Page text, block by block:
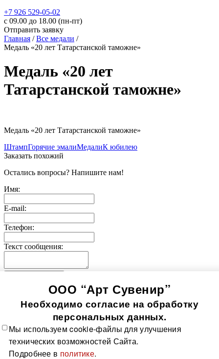
+7 926 529-05-02
c 09.00 до 18.00 (пн-пт)
Отправить заявку
Главная /Все медали /
Медаль «20 лет Татарстанской таможне»
Медаль «20 лет
Татарстанской таможне»
Медаль «20 лет Татарстанской таможне»
ШтампГорячие эмалиМедалиК юбилею
Заказать похожий
Остались вопросы? Напишите нам!
Имя:
E-mail:
Телефон:
Текст сообщения:
Значки-медали
Использование информации, содержащейся на сайте, в том
числе фото продукции, без согласия правообладателя, влечет
возникновение ответственности согласно ст. 1250-1252 ГК
РФ, ст. 7.12 КоАП РФ и ст. 146, 147 УК РФ
Все значки Все медали О компании Контакты
изготовления Политика в отношении обработки
персональных данных Доставка и оплата
ООО “Арт Сувенир”
Необходимо согласие на обработку
персональных данных.
Мы используем cookie-файлы для улучшения
технических возможностей Сайта.
Подробнее в политике.